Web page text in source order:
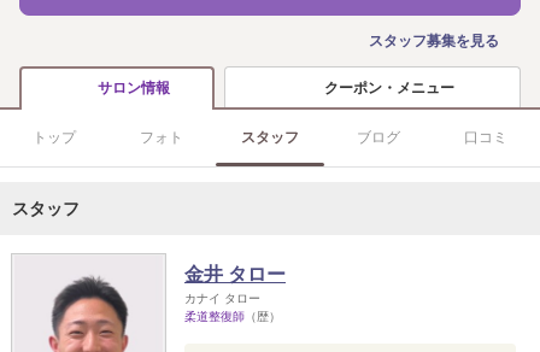
スタッフ募集を見る
サロン情報 クーポン・メニュー
トップ フォト スタッフ ブログ 口コミ
スタッフ
金井 タロー
カナイ タロー
柔道整復師 （歴）